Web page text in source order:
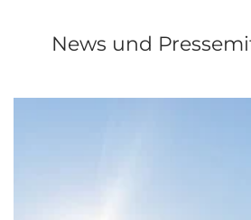
News und